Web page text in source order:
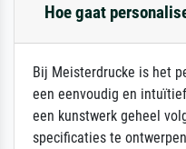
Hoe gaat
Bij Meisterdrucke is het
een eenvoudig en
een kunstwerk geheel
specificaties te